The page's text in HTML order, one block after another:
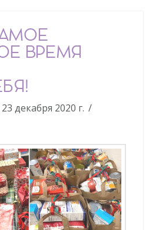
ВРЕМЯ
23 декабря 2020 г.